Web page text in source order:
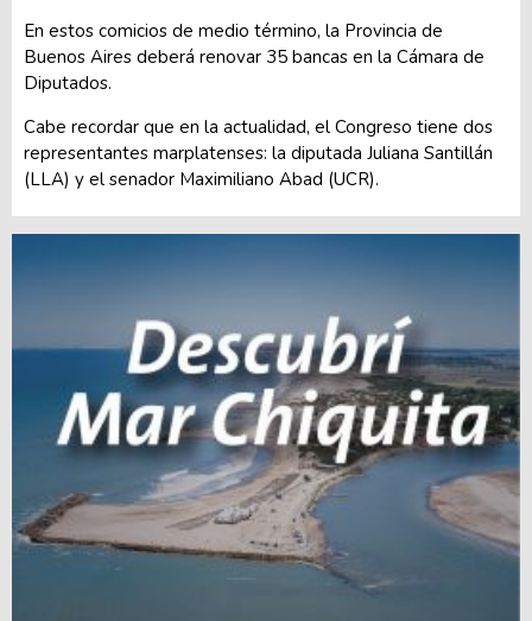
En estos comicios de medio término, la Provincia de
Buenos Aires deberá renovar 35 bancas en la Cámara de
Diputados.
Cabe recordar que en la actualidad, el Congreso tiene dos
representantes marplatenses: la diputada Juliana Santillán
(LLA) y el senador Maximiliano Abad (UCR).